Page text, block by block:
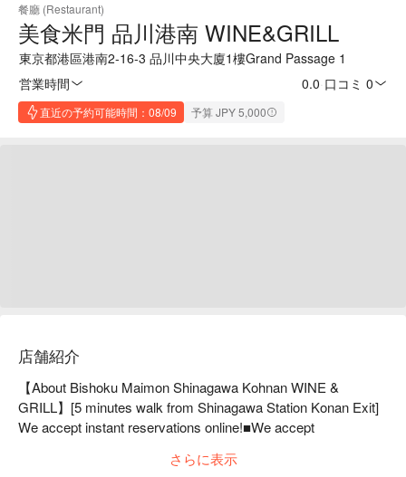
餐廳 (Restaurant)
美食米門 品川港南 WINE&GRILL
東京都港區港南2-16-3 品川中央大廈1樓Grand Passage 1
営業時間
0.0 口コミ 0
直近の予約可能時間：08/09 予算 JPY 5,000
店舗紹介
【About Bishoku Maimon Shinagawa Kohnan WINE &
GRILL】[5 minutes walk from Shinagawa Station Konan Exit]
We accept instant reservations online!■We accept
rooms for 2-4 people, 5 rooms for 4-8 people) You can enjoy
さらに表示